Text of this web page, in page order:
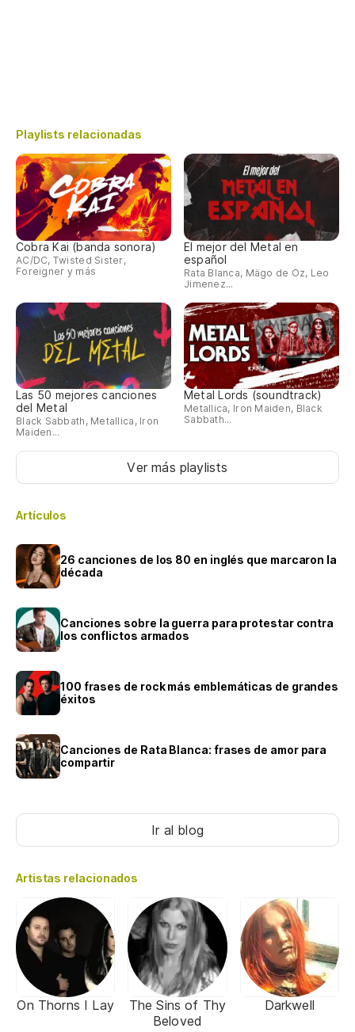
Playlists relacionadas
Cobra Kai (banda sonora)
AC/DC, Twisted Sister,
Foreigner y más
El mejor del Metal en
español
Rata Blanca, Mägo de Oz, Leo
Jimenez...
Las 50 mejores canciones
del Metal
Black Sabbath, Metallica, Iron
Maiden...
Metal Lords (soundtrack)
Metallica, Iron Maiden, Black
Sabbath...
Ver más playlists
Artículos
26 canciones de los 80 en inglés que marcaron la
década
Canciones sobre la guerra para protestar contra
los conflictos armados
100 frases de rock más emblemáticas de grandes
éxitos
Canciones de Rata Blanca: frases de amor para
compartir
Ir al blog
Artistas relacionados
On Thorns I Lay
The Sins of Thy
Beloved
Darkwell